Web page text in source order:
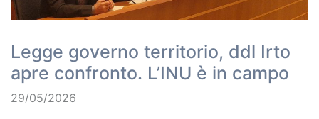
Legge governo territorio, ddl Irto
apre confronto. L’INU è in campo
29/05/2026